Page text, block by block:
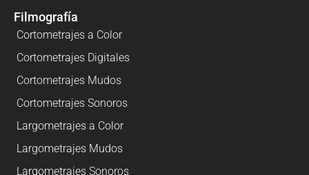
Filmografía
Cortometrajes a Color
Cortometrajes Digitales
Cortometrajes Mudos
Cortometrajes Sonoros
Largometrajes a Color
Largometrajes Mudos
Largometrajes Sonoros